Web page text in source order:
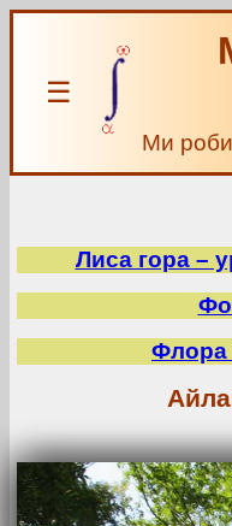
☰
Ми
Лиса гора –
Флора